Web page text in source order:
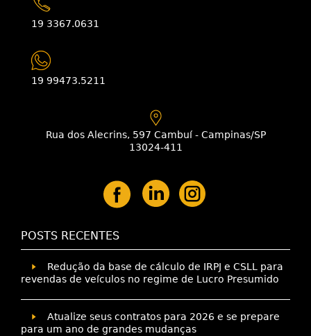
19 3367.0631
19 99473.5211
Rua dos Alecrins, 597 Cambuí - Campinas/SP
13024-411
POSTS RECENTES
Redução da base de cálculo de IRPJ e CSLL para
revendas de veículos no regime de Lucro Presumido
Atualize seus contratos para 2026 e se prepare
para um ano de grandes mudanças